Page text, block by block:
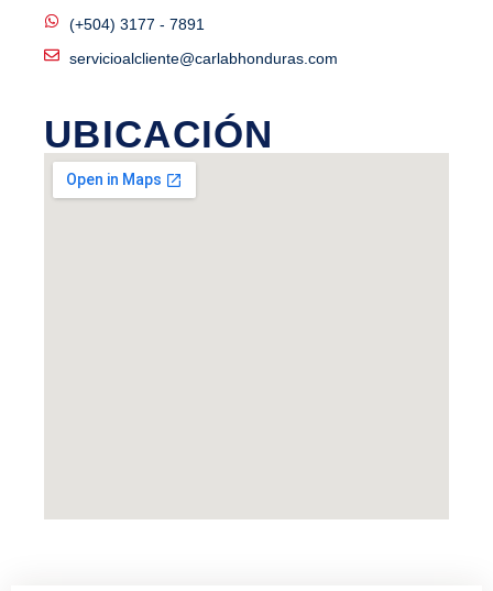
(+504) 3177 - 7891
servicioalcliente@carlabhonduras.com
UBICACIÓN